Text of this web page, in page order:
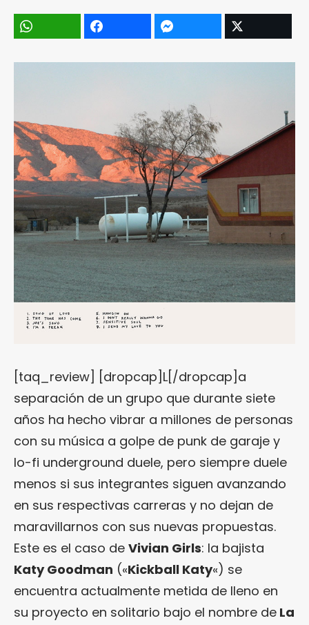
[taq_review] [dropcap]L[/dropcap]a
separación de un grupo que durante siete
años ha hecho vibrar a millones de personas
con su música a golpe de punk de garaje y
lo-fi underground duele, pero siempre duele
menos si sus integrantes siguen avanzando
en sus respectivas carreras y no dejan de
maravillarnos con sus nuevas propuestas.
Este es el caso de Vivian Girls: la bajista
Katy Goodman («Kickball Katy«) se
encuentra actualmente metida de lleno en
su proyecto en solitario bajo el nombre de La